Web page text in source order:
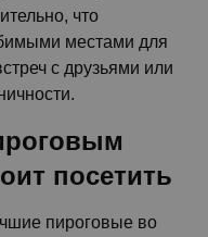
что
местами для
с друзьями или
посетить
пироговые во